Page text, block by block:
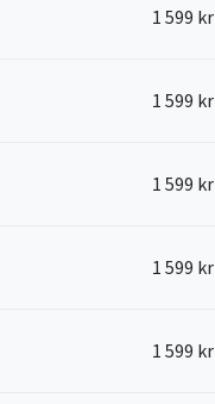
1 599 kr
1 599 kr
1 599 kr
1 599 kr
1 599 kr